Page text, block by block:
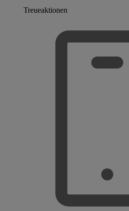
Treueaktionen